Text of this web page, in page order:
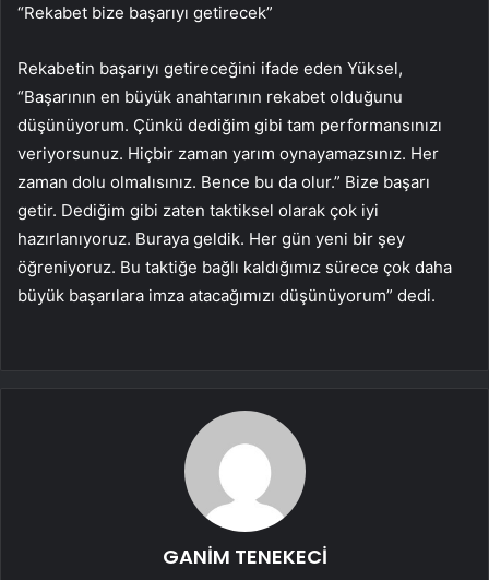
“Rekabet bize başarıyı getirecek”
Rekabetin başarıyı getireceğini ifade eden Yüksel,
“Başarının en büyük anahtarının rekabet olduğunu
düşünüyorum. Çünkü dediğim gibi tam performansınızı
veriyorsunuz. Hiçbir zaman yarım oynayamazsınız. Her
zaman dolu olmalısınız. Bence bu da olur.” Bize başarı
getir. Dediğim gibi zaten taktiksel olarak çok iyi
hazırlanıyoruz. Buraya geldik. Her gün yeni bir şey
öğreniyoruz. Bu taktiğe bağlı kaldığımız sürece çok daha
büyük başarılara imza atacağımızı düşünüyorum” dedi.
GANİM TENEKECİ